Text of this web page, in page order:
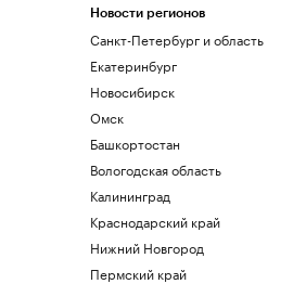
Новости регионов
Санкт-Петербург и область
Екатеринбург
Новосибирск
Омск
Башкортостан
Вологодская область
Калининград
Краснодарский край
Нижний Новгород
Пермский край